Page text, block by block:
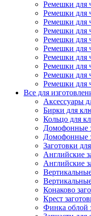
Ремешки для
Ремешки для
Ремешки для
Ремешки для
Ремешки для
Ремешки для
Ремешки для
Ремешки для
Ремешки для
Ремешки для
Все для
Аксессуары
Бирки для
Кольцо для
Домофонные
Домофонные
Заготовки
Английские
Английские
Конаково
Крест
Финка облой